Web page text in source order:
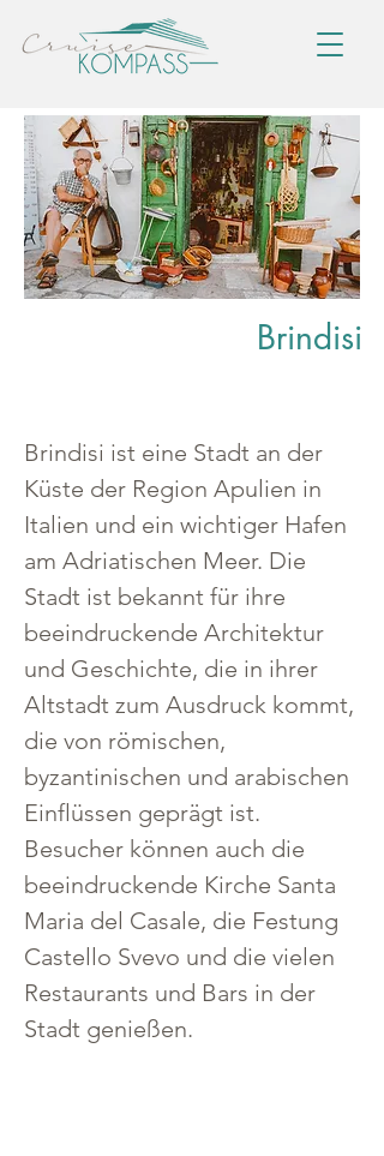
Brindisi
Brindisi ist eine Stadt an der
Küste der Region Apulien in
Italien und ein wichtiger Hafen
am Adriatischen Meer. Die
Stadt ist bekannt für ihre
beeindruckende Architektur
und Geschichte, die in ihrer
Altstadt zum Ausdruck kommt,
die von römischen,
byzantinischen und arabischen
Einflüssen geprägt ist.
Besucher können auch die
beeindruckende Kirche Santa
Maria del Casale, die Festung
Castello Svevo und die vielen
Restaurants und Bars in der
Stadt genießen.